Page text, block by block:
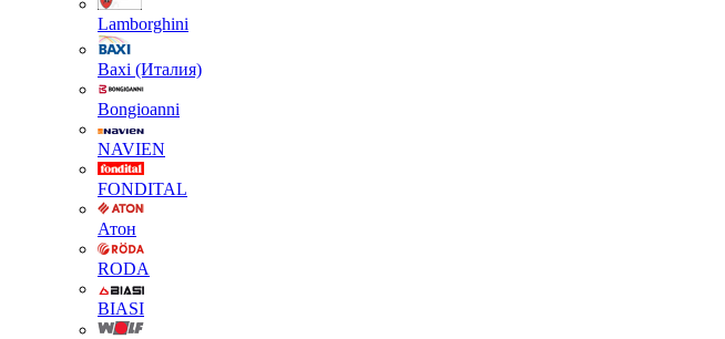
Lamborghini
Baxi (Италия)
Вongioanni
NAVIEN
FONDITAL
Атон
RODA
BIASI